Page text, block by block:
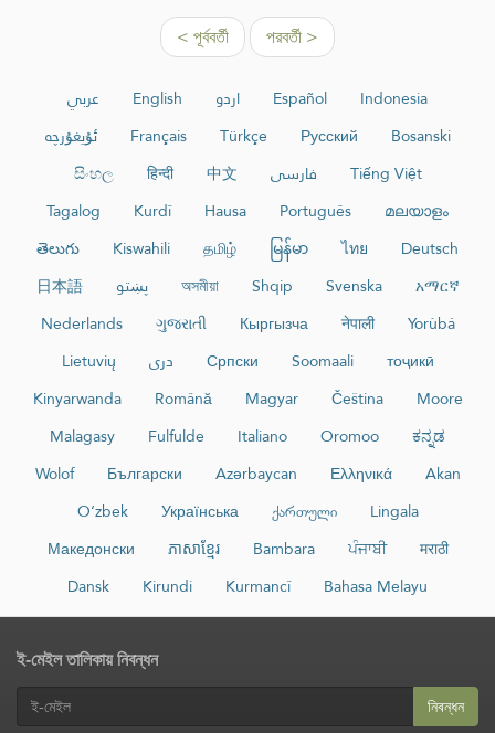
< পূর্ববর্তী পরবর্তী >
عربي English اردو Español
Indonesia
ئۇيغۇرچە
Français Türkçe Русский
Bosanski
සිංහල
हिन्दी 中文 فارسی
Tiếng Việt
Tagalog
Kurdî Hausa Português
മലയാളം
తెలుగు
Kiswahili தமிழ் မြန်မာ ไทย
Deutsch
日本語
پښتو অসমীয়া Shqip Svenska
አማርኛ
Nederlands
ગુજરાતી Кыргызча नेपाली
Yorùbá
Lietuvių
دری Српски Soomaali
тоҷикӣ
Kinyarwanda
Română Magyar Čeština
Moore
Malagasy
Fulfulde Italiano Oromoo
ಕನ್ನಡ
Wolof
Български Azərbaycan Ελληνικά
Akan
O‘zbek
Українська ქართული
Lingala
Македонски
ភាសាខ្មែរ Bambara ਪੰਜਾਬੀ
मराठी
Dansk
Kirundi Kurmancî Bahasa Melayu
ই-মেইল তালিকায় নিবন্ধন
নিবন্ধন